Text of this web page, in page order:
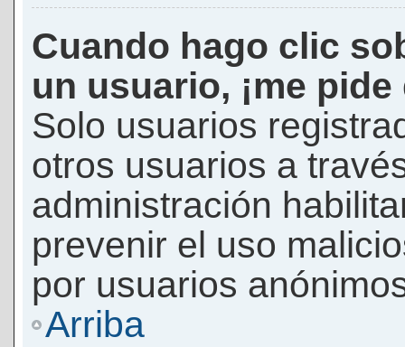
Cuando hago clic
un usuario, ¡me
Solo usuarios
otros usuarios a
administración
prevenir el uso
por usuarios
Arriba